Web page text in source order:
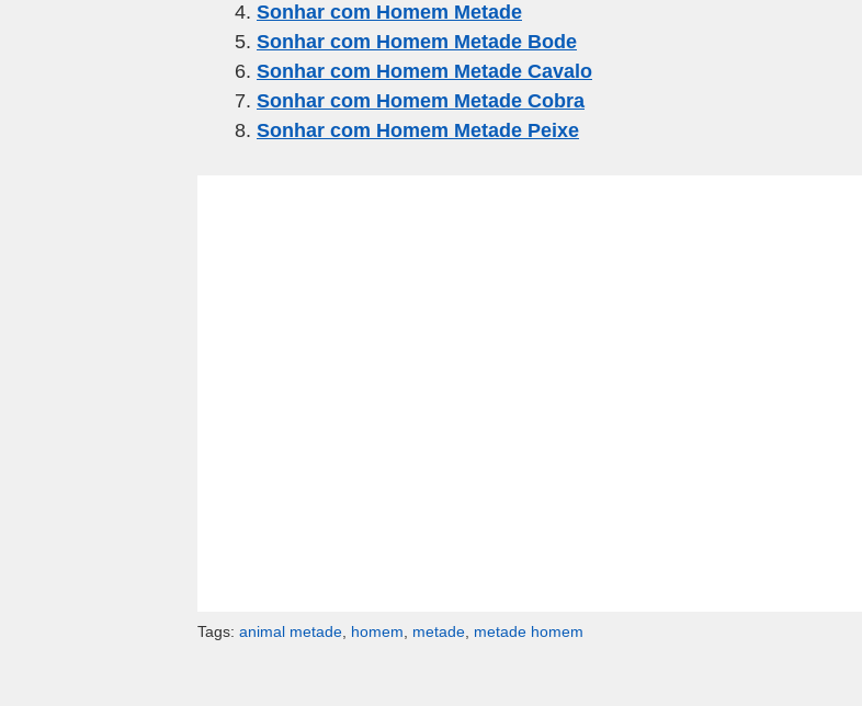
o
k
p
Sonhar com Homem Metade
Sonhar com Homem Metade Bode
Sonhar com Homem Metade Cavalo
Sonhar com Homem Metade Cobra
Sonhar com Homem Metade Peixe
Tags: animal metade homem metade metade homem